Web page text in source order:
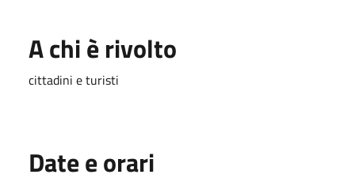
A chi è rivolto
cittadini e turisti
Date e orari